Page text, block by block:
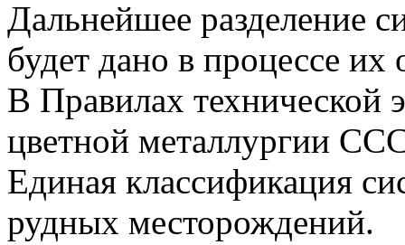
Дальнейшее разделение
будет дано в процессе их
В Правилах технической
цветной металлургии
Единая классификация
рудных месторождений.